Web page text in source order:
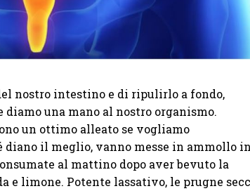
nostro intestino e di ripulirlo a fondo,
una mano al nostro organismo.
un ottimo alleato se vogliamo
diano il meglio, vanno messe in ammollo in
al mattino dopo aver bevuto la
e limone. Potente lassativo, le prugne